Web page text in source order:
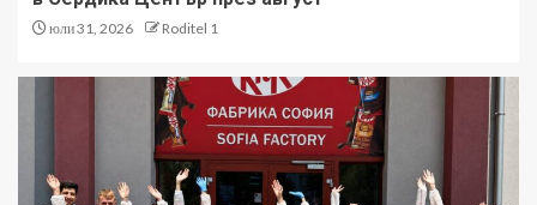
юли 31, 2026 Roditel 1